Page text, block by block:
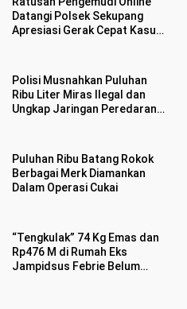
Datangi Polsek Sekupang
Apresiasi Gerak Cepat Kasus
Polisi Musnahkan Puluhan
Ribu Liter Miras Ilegal dan
Ungkap Jaringan Peredaran
Puluhan Ribu Batang Rokok
Berbagai Merk Diamankan
Dalam Operasi Cukai
“Tengkulak” 74 Kg Emas dan
Rp476 M di Rumah Eks
Jampidsus Febrie Belum